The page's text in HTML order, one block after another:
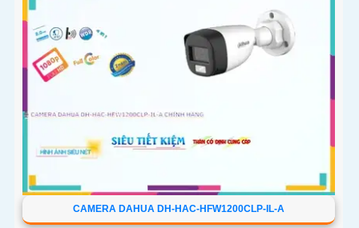
CAMERA DAHUA DH-HAC-HFW1200CLP-IL-A